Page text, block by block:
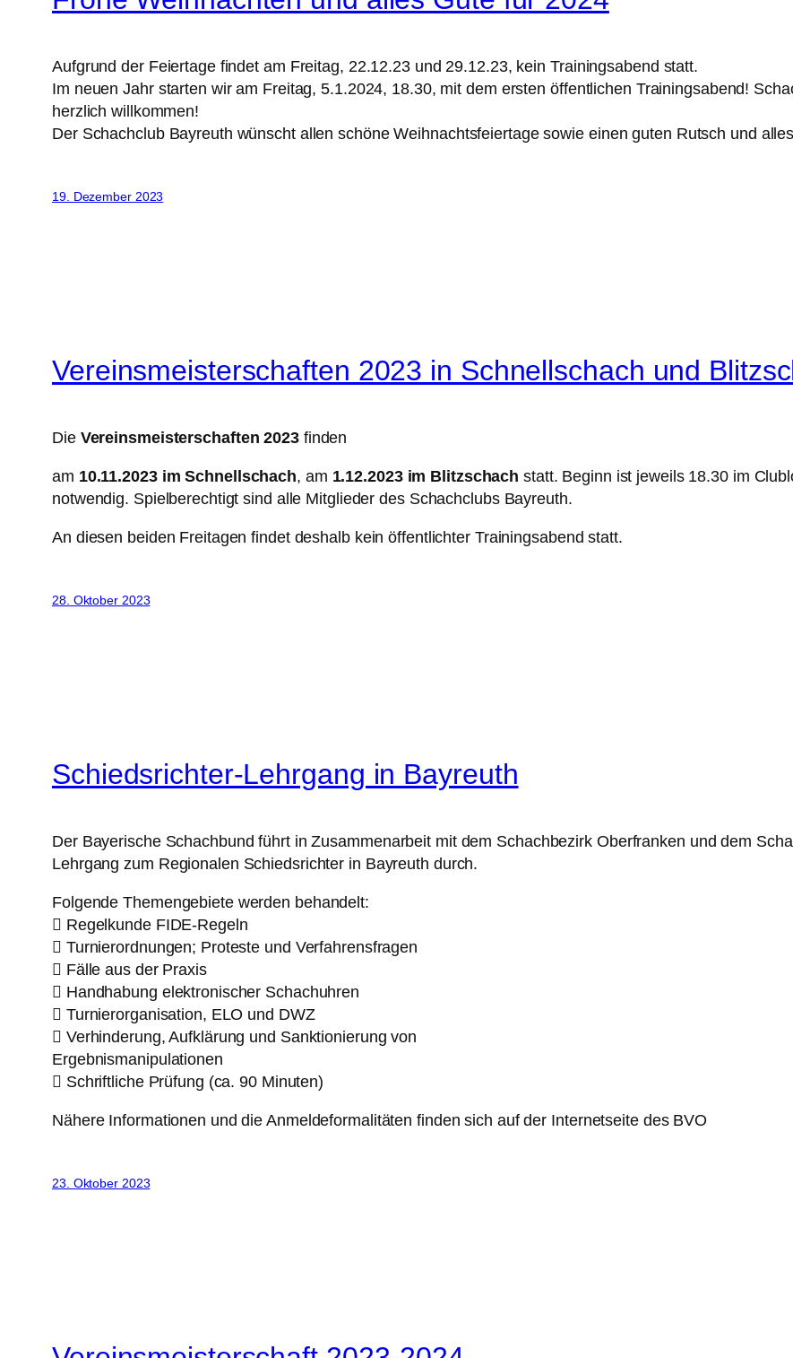
Aufgrund der Feiertage findet am Freitag, 22.12.23 und 29.12.23, kein Trainingsabend statt.
Im neuen Jahr starten wir am Freitag, 5.1.2024, 18.30, mit dem ersten öffentlichen Trainingsabend!
herzlich willkommen!
Der Schachclub Bayreuth wünscht allen schöne Weihnachtsfeiertage sowie einen guten Rutsch und
19. Dezember 2023
Vereinsmeisterschaften 2023 in Schnellschach und
Die Vereinsmeisterschaften 2023finden
am 10.11.2023 im Schnellschach, am 1.12.2023 im Blitzschach statt. Beginn ist jeweils 18.30 im
notwendig. Spielberechtigt sind alle Mitglieder des Schachclubs Bayreuth.
An diesen beiden Freitagen findet deshalb kein öffentlichter Trainingsabend statt.
28. Oktober 2023
Schiedsrichter-Lehrgang in Bayreuth
Der Bayerische Schachbund führt in Zusammenarbeit mit dem Schachbezirk Oberfranken und dem
Lehrgang zum Regionalen Schiedsrichter in Bayreuth durch.
Folgende Themengebiete werden behandelt:
 Regelkunde FIDE-Regeln
 Turnierordnungen; Proteste und Verfahrensfragen
 Fälle aus der Praxis
 Handhabung elektronischer Schachuhren
 Turnierorganisation, ELO und DWZ
 Verhinderung, Aufklärung und Sanktionierung von
Ergebnismanipulationen
 Schriftliche Prüfung (ca. 90 Minuten)
Nähere Informationen und die Anmeldeformalitäten finden sich auf der Internetseite des BVO
23. Oktober 2023